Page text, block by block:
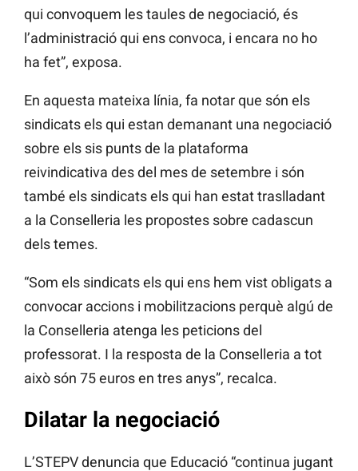
qui convoquem les taules de negociació, és
l’administració qui ens convoca, i encara no ho
ha fet”, exposa.
En aquesta mateixa línia, fa notar que són els
sindicats els qui estan demanant una negociació
sobre els sis punts de la plataforma
reivindicativa des del mes de setembre i són
també els sindicats els qui han estat traslladant
a la Conselleria les propostes sobre cadascun
dels temes.
“Som els sindicats els qui ens hem vist obligats a
convocar accions i mobilitzacions perquè algú de
la Conselleria atenga les peticions del
professorat. I la resposta de la Conselleria a tot
això són 75 euros en tres anys”, recalca.
Dilatar la negociació
L’STEPV denuncia que Educació “continua jugant